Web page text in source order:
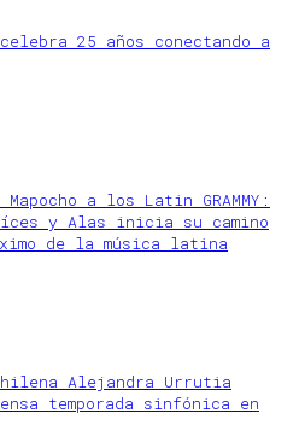
25 años conectando a
a los Latin GRAMMY:
y Alas inicia su camino
de la música latina
Alejandra Urrutia
temporada sinfónica en